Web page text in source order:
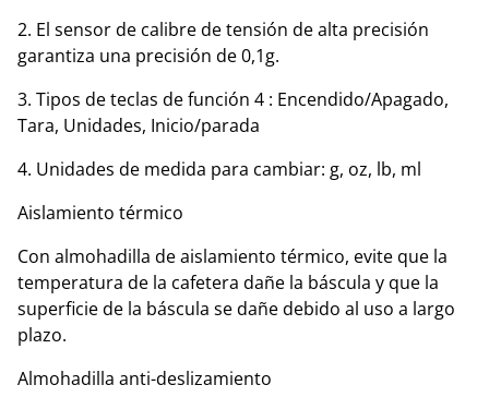
2. El sensor de calibre de tensión de alta precisión
garantiza una precisión de 0,1g.
3. Tipos de teclas de función 4 : Encendido/Apagado,
Tara, Unidades, Inicio/parada
4. Unidades de medida para cambiar: g, oz, lb, ml
Aislamiento térmico
Con almohadilla de aislamiento térmico, evite que la
temperatura de la cafetera dañe la báscula y que la
superficie de la báscula se dañe debido al uso a largo
plazo.
Almohadilla anti-deslizamiento